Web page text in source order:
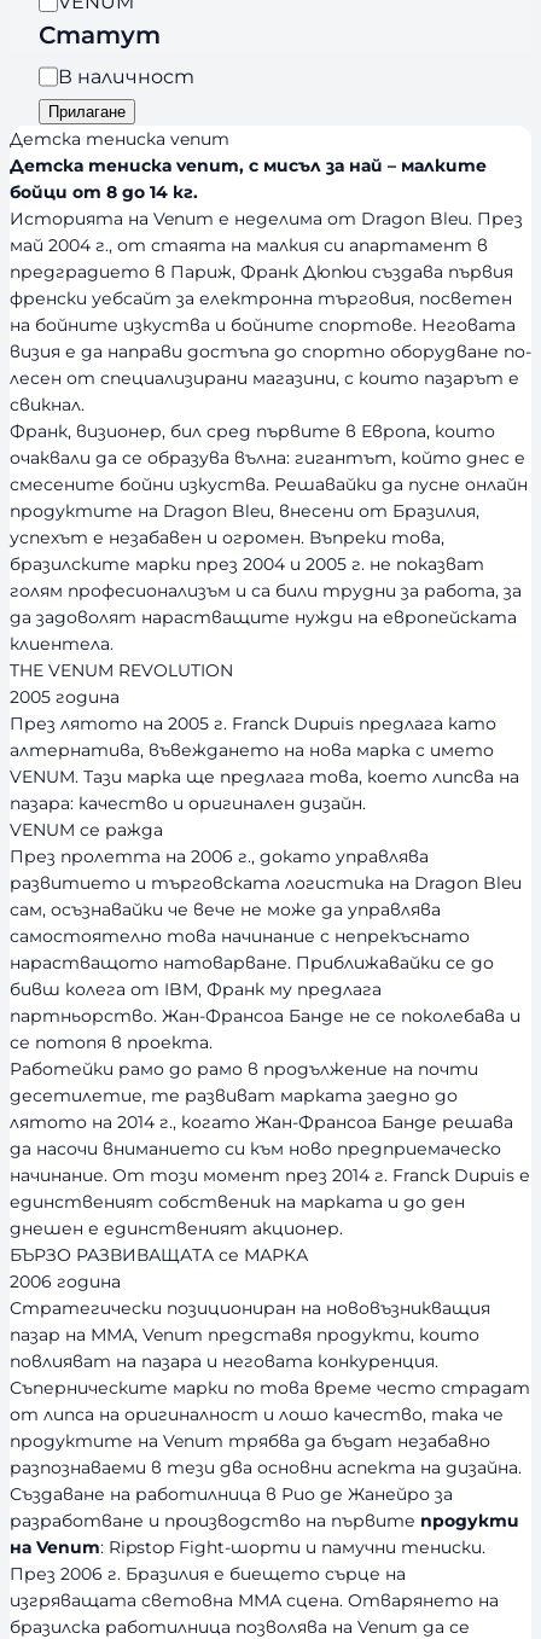
r
a
n
d
s
Статут
Н
а
л
и
ч
н
о
с
т
В наличност
Прилагане
Детска тениска venum
Детска тениска venum, с мисъл за най – малките
бойци от 8 до 14 кг.
Историята на Venum е неделима от Dragon Bleu. През
май 2004 г., от стаята на малкия си апартамент в
предградието в Париж, Франк Дюпюи създава първия
френски уебсайт за електронна търговия, посветен
на бойните изкуства и бойните спортове. Неговата
визия е да направи достъпа до спортно оборудване по-
лесен от специализирани магазини, с които пазарът е
свикнал.
Франк, визионер, бил сред първите в Европа, които
очаквали да се образува вълна: гигантът, който днес е
смесените бойни изкуства. Решавайки да пусне онлайн
продуктите на Dragon Bleu, внесени от Бразилия,
успехът е незабавен и огромен. Въпреки това,
бразилските марки през 2004 и 2005 г. не показват
голям професионализъм и са били трудни за работа, за
да задоволят нарастващите нужди на европейската
клиентела.
THE VENUM REVOLUTION
2005 година
През лятото на 2005 г. Franck Dupuis предлага като
алтернатива, въвеждането на нова марка с името
VENUM. Тази марка ще предлага това, което липсва на
пазара: качество и оригинален дизайн.
VENUM се ражда
През пролетта на 2006 г., докато управлява
развитието и търговската логистика на Dragon Bleu
сам, осъзнавайки че вече не може да управлява
самостоятелно това начинание с непрекъснато
нарастващото натоварване. Приближавайки се до
бивш колега от IBM, Франк му предлага
партньорство. Жан-Франсоа Банде не се поколебава и
се потопя в проекта.
Работейки рамо до рамо в продължение на почти
десетилетие, те развиват марката заедно до
лятото на 2014 г., когато Жан-Франсоа Банде решава
да насочи вниманието си към ново предприемаческо
начинание. От този момент през 2014 г. Franck Dupuis е
единственият собственик на марката и до ден
днешен е единственият акционер.
БЪРЗО РАЗВИВАЩАТА се МАРКА
2006 година
Стратегически позициониран на нововъзникващия
пазар на ММА, Venum представя продукти, които
повлияват на пазара и неговата конкуренция.
Съперническите марки по това време често страдат
от липса на оригиналност и лошо качество, така че
продуктите на Venum трябва да бъдат незабавно
разпознаваеми в тези два основни аспекта на дизайна.
Създаване на работилница в Рио де Жанейро за
разработване и производство на първите продукти
на Venum: Ripstop Fight-шорти и памучни тениски.
През 2006 г. Бразилия е биещето сърце на
изгряващата световна ММА сцена. Отварянето на
бразилска работилница позволява на Venum да се